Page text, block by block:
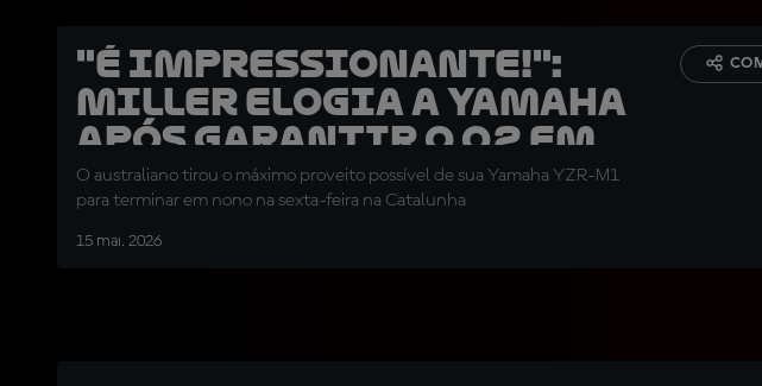
"É impressionante!":
Miller elogia a Yamaha
após garantir o Q2 em
Barcelona
O australiano tirou o máximo proveito possível de sua Yamaha YZR-M1
para terminar em nono na sexta-feira na Catalunha
15 mai. 2026